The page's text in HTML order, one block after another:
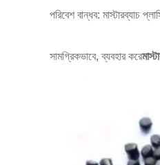
পরিবেশ বান্ধব: মাস্টারব্যাচ
সামগ্রিকভাবে, ব্যবহার করে